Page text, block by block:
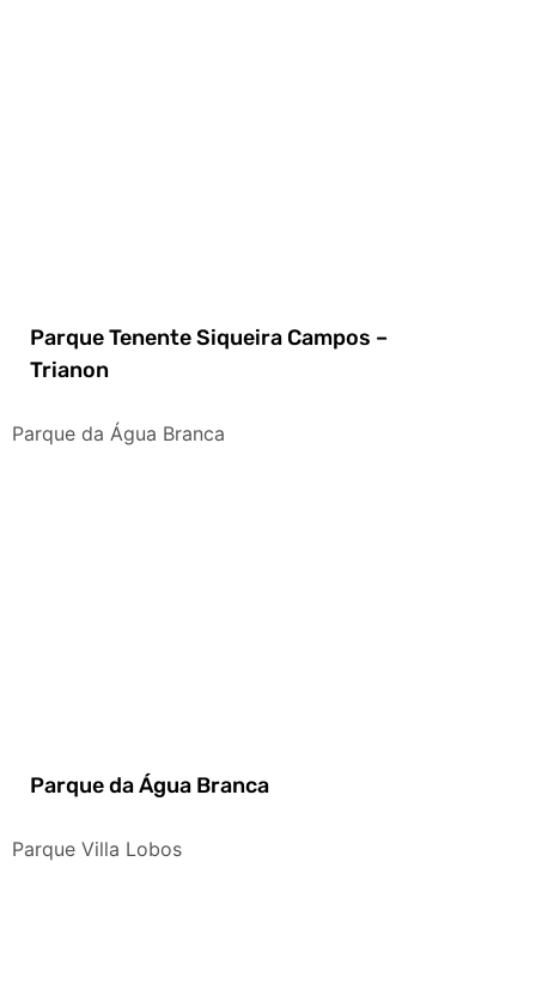
Parque Tenente Siqueira Campos –
Trianon
Parque da Água Branca
Parque da Água Branca
Parque Villa Lobos